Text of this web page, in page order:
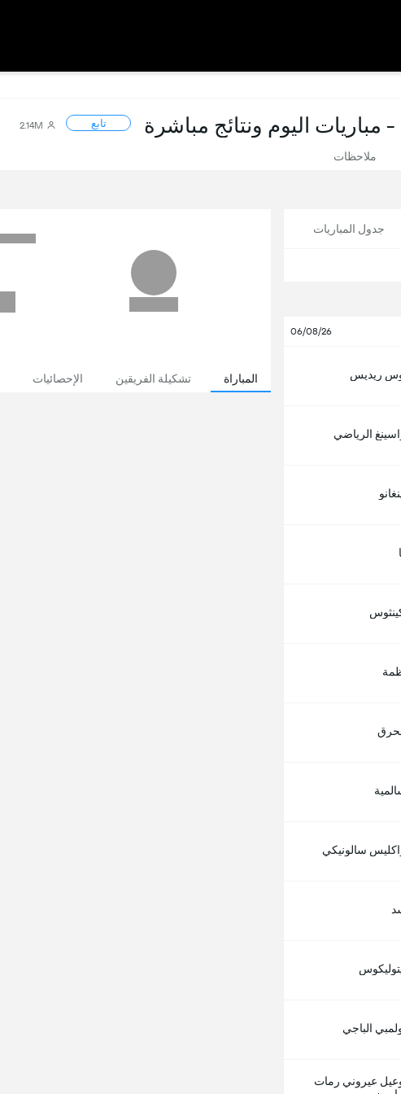
- مباريات اليوم ونتائج مباشرة تابع 2.14M
ملاحظات
جدول المباريات
06/08/26
ريديس
الرياضي
سالونيكي
الباجي
عيروني رمات
المباراة تشكيلة الفريقين الإحصائيات